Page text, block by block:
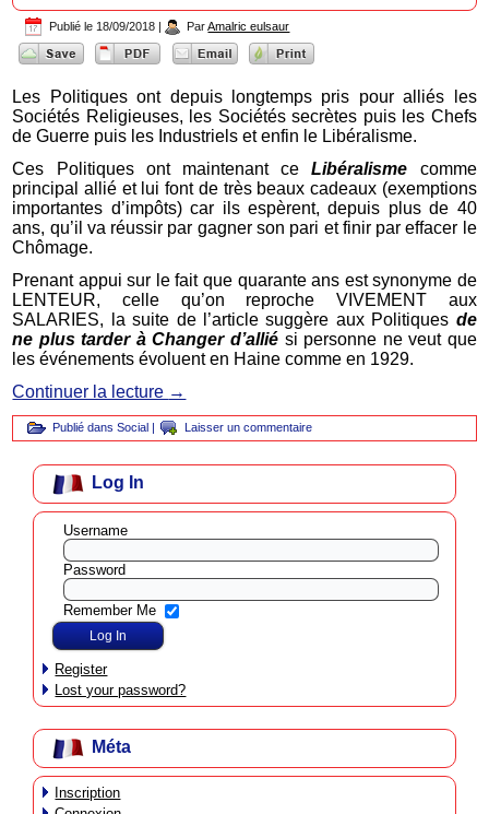
Publié le 18/09/2018 | Par Amalric eulsaur
Les Politiques ont depuis longtemps pris pour alliés les
Sociétés Religieuses, les Sociétés secrètes puis les Chefs
de Guerre puis les Industriels et enfin le Libéralisme.
Ces Politiques ont maintenant ceLibéralisme comme
principal allié et lui font de très beaux cadeaux (exemptions
importantes d’impôts) car ils espèrent, depuis plus de 40
ans, qu’il va réussir par gagner son pari et finir par effacer le
Chômage.
Prenant appui sur le fait que quarante ans est synonyme de
LENTEUR, celle qu’on reproche VIVEMENT aux
SALARIES, la suite de l’article suggère aux Politiques de
ne plus tarder à Changer d’allié si personne ne veut que
les événements évoluent en Haine comme en 1929.
Continuer la lecture →
Publié dans Social | Laisser un commentaire
Log In
Username
Password
Remember Me
Register
Lost your password?
Méta
Inscription